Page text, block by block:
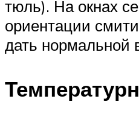
тюль). На окнах
ориентации
дать нормальной